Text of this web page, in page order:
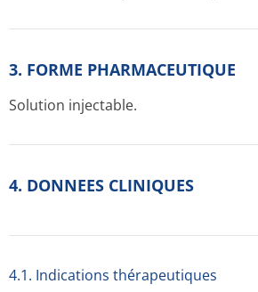
3. FORME PHARMACEUTIQUE
Solution injectable.
4. DONNEES CLINIQUES
4.1. Indications thérapeutiques